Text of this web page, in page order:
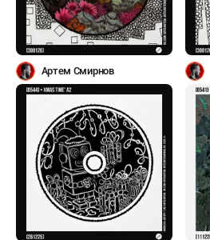
Артем Смирнов